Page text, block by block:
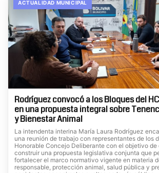
ACTUALIDAD MUNICIPAL
Rodríguez convocó a los Bloques del
en una propuesta integral sobre
y Bienestar Animal
La intendenta interina María Laura Rodríguez
una reunión de trabajo con representantes de los
Honorable Concejo Deliberante con el objetivo de
construir una propuesta legislativa conjunta que
fortalecer el marco normativo vigente en materia
responsable, protección animal, salud pública y